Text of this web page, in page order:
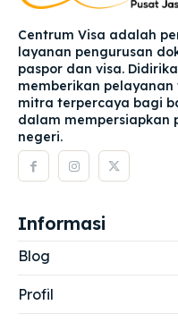
Centrum Visa adalah
layanan pengurusan
paspor dan visa.
memberikan
mitra terpercaya bagi
dalam mempersiapkan
negeri.
Informasi
Blog
Profil